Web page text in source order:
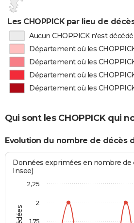
Les CHOPPICK par lieu de
Aucun CHOPPICK n'est
Département où les
Département où les
Département où les
Département où les
Qui sont les CHOPPICK qui
Evolution du nombre de décès
Données exprimées en nombre de
Insee)
1,75
2
2,25